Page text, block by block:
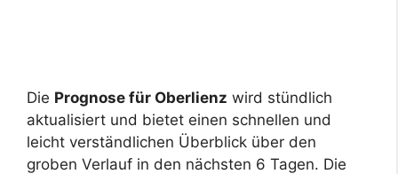
Die Prognose für Oberlienz wird stündlich
aktualisiert und bietet einen schnellen und
leicht verständlichen Überblick über den
groben Verlauf in den nächsten 6 Tagen. Die